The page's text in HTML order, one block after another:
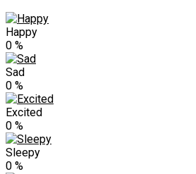
Happy
0 %
Sad
0 %
Excited
0 %
Sleepy
0 %